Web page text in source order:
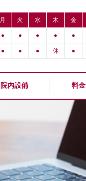
月 火 水 木 金
● ● ● ● ●
● ● ● 休 ●
院内設備 料金